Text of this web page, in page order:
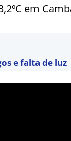
em
e falta de luz